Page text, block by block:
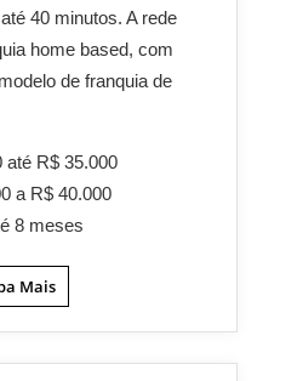
40 minutos. A rede
home based, com
de franquia de
até R$ 35.000
a R$ 40.000
8 meses
Mais